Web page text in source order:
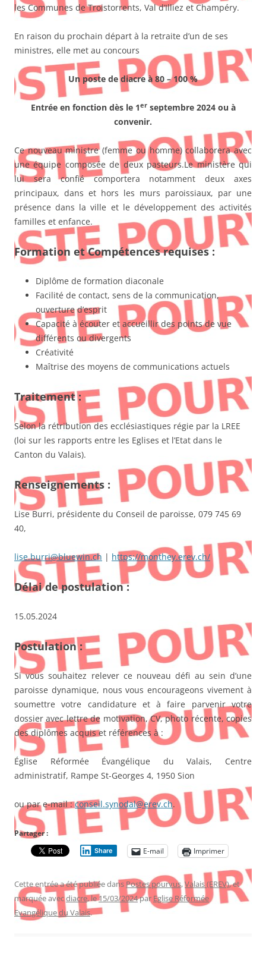
les Communes de Troistorrents, Val d’Illiez et Champéry.
En raison du prochain départ à la retraite d’un de ses
ministres, elle met au concours
Un poste de diacre à 80 – 100 %
Entrée en fonction dès le 1erseptembre 2024 ou à
convenir.
Ce nouveau ministre (femme ou homme) collaborera avec
une équipe composée de deux pasteurs.Le ministère qui
lui sera confié comportera notamment deux axes
principaux, dans et hors les murs paroissiaux, par une
présence dans la ville et le développement des activités
familles et enfance.
Formation et Compétences requises :
Diplôme de formation diaconale
Facilité de contact, sens de la communication,
ouverture d’esprit
Capacité à écouter et accueillir des points de vue
différents ou divergents
Créativité
Maîtrise des moyens de communications actuels
Traitement :
Selon la rétribution des ecclésiastiques régie par la LREE
(loi sur les rapports entre les Eglises et l’Etat dans le
Canton du Valais).
Renseignements :
Lise Burri, présidente du Conseil de paroisse, 079 745 69
40,
lise.burri@bluewin.ch | https://monthey.erev.ch/
Délai de postulation :
15.05.2024
Postulation :
Si vous souhaitez relever ce nouveau défi au sein d’une
paroisse dynamique, nous vous encourageons vivement à
soumettre votre candidature et à faire parvenir votre
dossier avec lettre de motivation, CV, photo récente, copies
des diplômes acquis et références à :
Église Réformée Évangélique du Valais, Centre
administratif, Rampe St-Georges 4, 1950 Sion
ou par e-mail :conseil.synodal@erev.ch.
Partager :
Share E-mail Imprimer
Cette entrée a été publiée dans Postes pourvus,Valais (EREV), et
marquée avecdiacre, le15/03/2024par Eglise Réformée
Evangélique du Valais.